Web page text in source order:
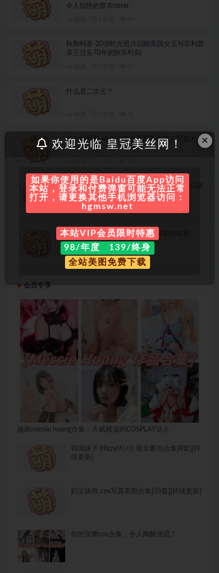
令人惊艳的胶衣coser
秋和柯基-20张时光照片回顾英国女王与菲利普
亲王过去70年的快乐时刻
什么是二次元？
林志玲写真-林志玲性感高跟美腿迷人写真大片
宠物写真-为一只澳大利亚牧羊犬和她的宝贝摄
影
cos资讯 2 年前 54
情欲写真-《快乐写真馆》一间情欲的暗房
cos资讯 2 年前 80
会员专享
越南messie huang合集：天赋横溢的COSPLAY达人
韩国妹子:Hizzy(히지) 最全图包合集[8套][持
续更新]
奶宝妹纸 cos写真美图合集[35套][持续更新]
你的负卿cos合集，令人陶醉迷恋！
×
欢迎光临 皇冠美丝网！
如果你使用的是Baidu百度App访问
本站，登录和付费弹窗可能无法正常
打开，请更换其他手机浏览器访问：
hgmsw.net
本站VIP会员限时特惠
98/年度 139/终身
全站美图免费下载